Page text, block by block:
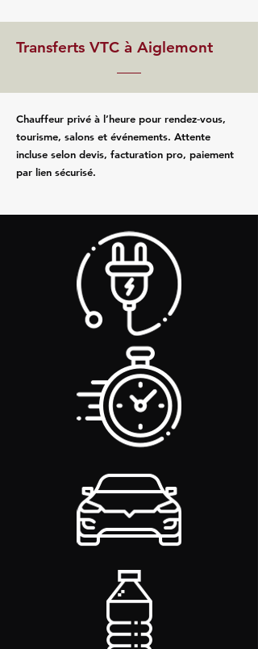
Transferts VTC à Aiglemont
Chauffeur privé à l’heure pour rendez‑vous,
tourisme, salons et événements. Attente
incluse selon devis, facturation pro, paiement
par lien sécurisé.